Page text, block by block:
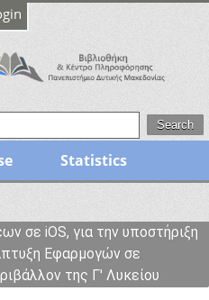
Statistics
σε iOS, για την υποστήριξη
Εφαρμογών σε
της Γ' Λυκείου